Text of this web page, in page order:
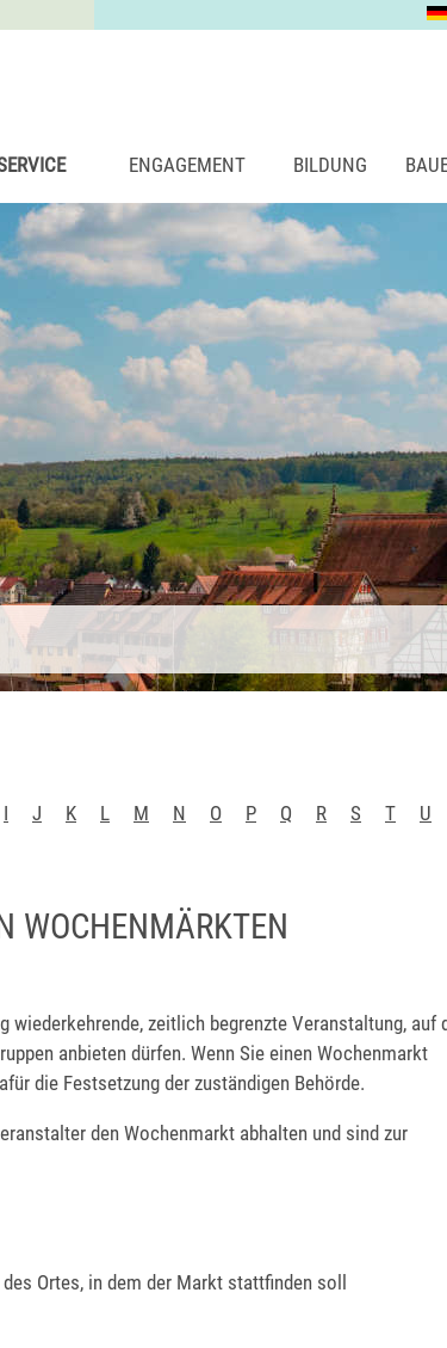
ENGAGEMENT BILDUNG
I J K L M N O P Q R S T
U
WOCHENMÄRKTEN
wiederkehrende, zeitlich begrenzte Veranstaltung, auf
anbieten dürfen. Wenn Sie einen Wochenmarkt
die Festsetzung der zuständigen Behörde.
den Wochenmarkt abhalten und sind zur
Ortes, in dem der Markt stattfinden soll